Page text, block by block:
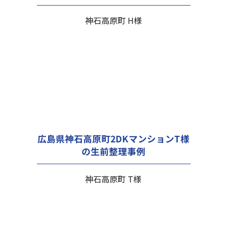
神石高原町 H様
広島県神石高原町2DKマンションT様
の生前整理事例
神石高原町 T様